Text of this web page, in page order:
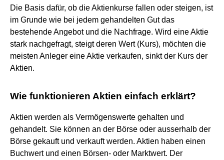
Die Basis dafür, ob die Aktienkurse fallen oder steigen, ist
im Grunde wie bei jedem gehandelten Gut das
bestehende Angebot und die Nachfrage. Wird eine Aktie
stark nachgefragt, steigt deren Wert (Kurs), möchten die
meisten Anleger eine Aktie verkaufen, sinkt der Kurs der
Aktien.
Wie funktionieren Aktien einfach erklärt?
Aktien werden als Vermögenswerte gehalten und
gehandelt. Sie können an der Börse oder ausserhalb der
Börse gekauft und verkauft werden. Aktien haben einen
Buchwert und einen Börsen- oder Marktwert. Der